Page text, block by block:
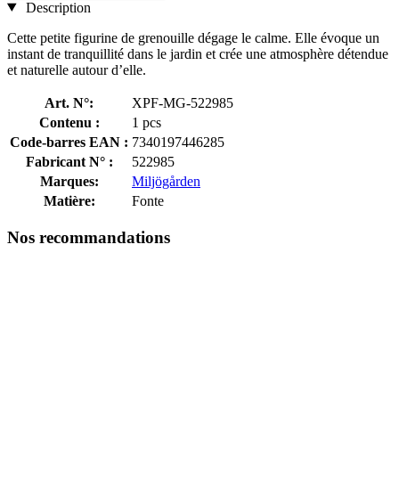
Description
Cette petite figurine de grenouille dégage le calme. Elle évoque un
instant de tranquillité dans le jardin et crée une atmosphère détendue
et naturelle autour d’elle.
Art. N°:
XPF-MG-522985
Contenu :
1 pcs
Code-barres EAN : 7340197446285
Fabricant N° :
522985
Marques:
Miljögården
Matière:
Fonte
Nos recommandations